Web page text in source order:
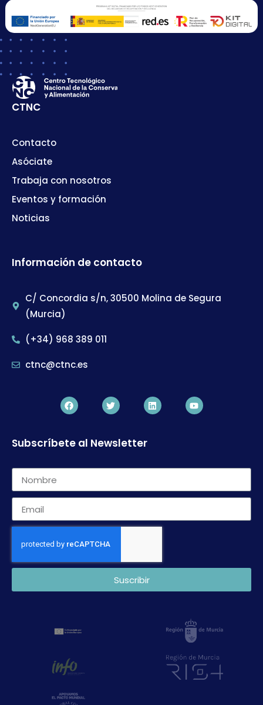
CTNC
Contacto
Asóciate
Trabaja con nosotros
Eventos y formación
Noticias
Información de contacto
C/ Concordia s/n, 30500 Molina de Segura
(Murcia)
(+34) 968 389 011
ctnc@ctnc.es
Subscríbete al Newsletter
Suscribir